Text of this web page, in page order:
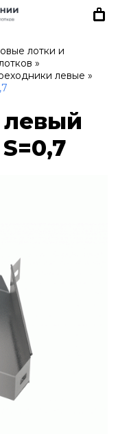
лотки и
»
левые »